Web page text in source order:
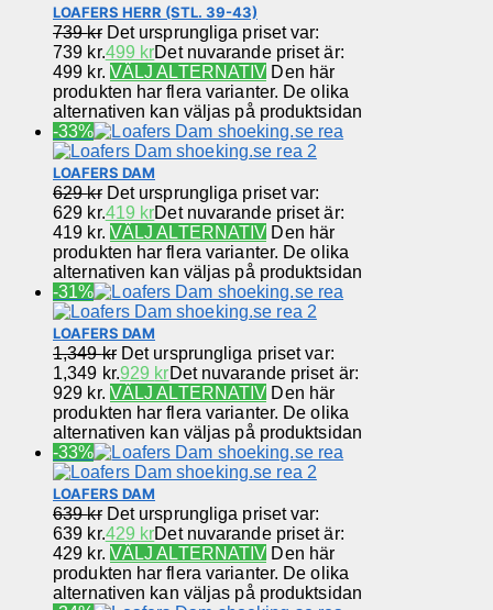
LOAFERS HERR (STL. 39-43)
739kr Det ursprungliga priset var:
739 kr.499 krDet nuvarande priset är:
499 kr. VÄLJ ALTERNATIV Den här
produkten har flera varianter. De olika
alternativen kan väljas på produktsidan
-33%
LOAFERS DAM
629kr Det ursprungliga priset var:
629 kr.419 krDet nuvarande priset är:
419 kr. VÄLJ ALTERNATIV Den här
produkten har flera varianter. De olika
alternativen kan väljas på produktsidan
-31%
LOAFERS DAM
1,349kr Det ursprungliga priset var:
1,349 kr.929 krDet nuvarande priset är:
929 kr. VÄLJ ALTERNATIV Den här
produkten har flera varianter. De olika
alternativen kan väljas på produktsidan
-33%
LOAFERS DAM
639kr Det ursprungliga priset var:
639 kr.429 krDet nuvarande priset är:
429 kr. VÄLJ ALTERNATIV Den här
produkten har flera varianter. De olika
alternativen kan väljas på produktsidan